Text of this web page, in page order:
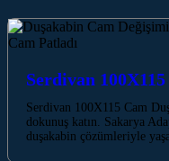
Serdivan
Serdivan 100X115 Cam
dokunuş katın. Sakarya
duşakabin çözümleriyle